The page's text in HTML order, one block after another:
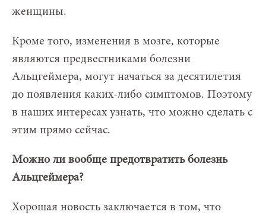
женщины.
Кроме того, изменения в мозге, которые
являются предвестниками болезни
Альцгеймера, могут начаться за десятилетия
до появления каких-либо симптомов. Поэтому
в наших интересах узнать, что можно сделать с
этим прямо сейчас.
Можно ли вообще предотвратить болезнь
Альцгеймера?
Хорошая новость заключается в том, что